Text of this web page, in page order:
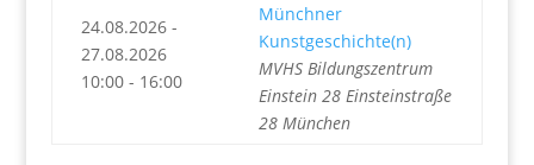
24.08.2026 -
27.08.2026
10:00 - 16:00
Münchner
Kunstgeschichte(n)
MVHS Bildungszentrum
Einstein 28 Einsteinstraße
28 München